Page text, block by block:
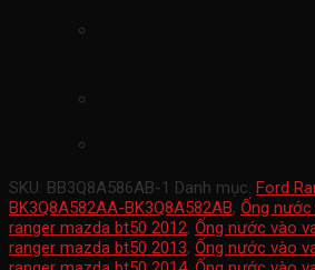
SKU: BB3Q8A586AB-1 Danh mục: Ford
BK3Q8A582AA-BK3Q8A582AB, Ống
ranger mazda bt50 2012, Ống nước vào
ranger mazda bt50 2013, Ống nước vào